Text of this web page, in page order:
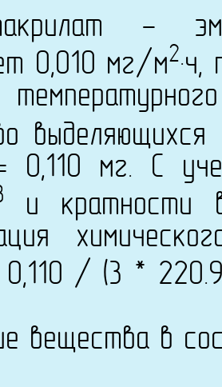
-
0,010 мг/м2
0,110 мг. С
и кратности
0,110 / (3 *
вещества в